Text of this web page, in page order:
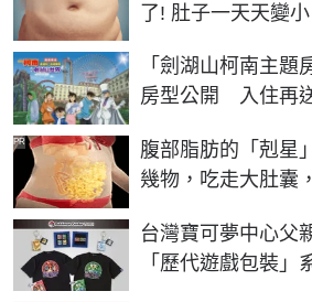
了! 肚子一天天變小
「劍湖山柯南主題
房型公開 入住再
腹部脂肪的「剋星
幾物，吃走大肚囊
PR
台灣寶可夢中心父
「歷代遊戲包裝」